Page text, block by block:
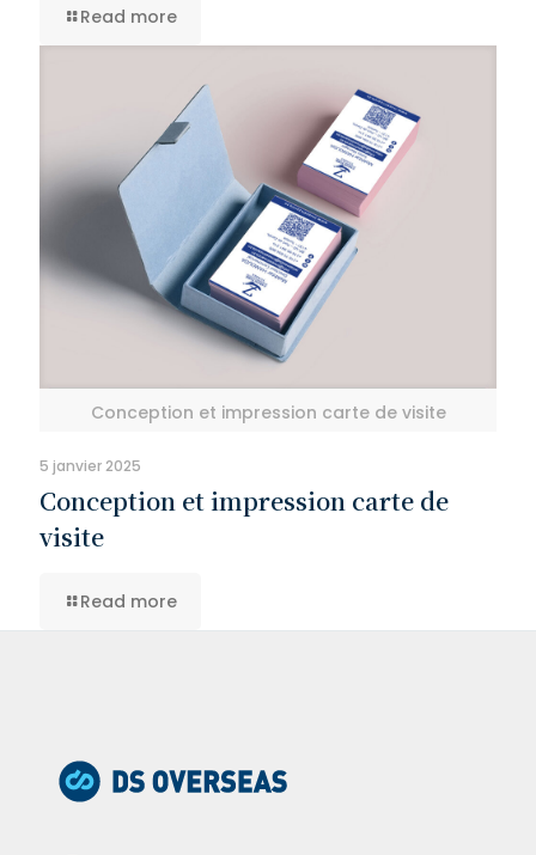
Read more
Conception et impression carte de visite
5 janvier 2025
Conception et impression carte de
visite
Read more